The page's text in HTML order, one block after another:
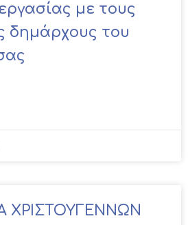
με τους
δημάρχους του
ΧΡΙΣΤΟΥΓΕΝΝΩΝ